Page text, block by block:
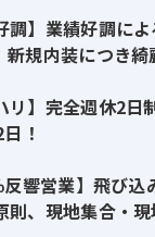
調により新規に5
ジェント（売買
して、一般的
の仲介や仕入は
調】業績好調に
新規内装につき綺
リ】完全週休2
！
反響営業】飛び
則、現地集合・現